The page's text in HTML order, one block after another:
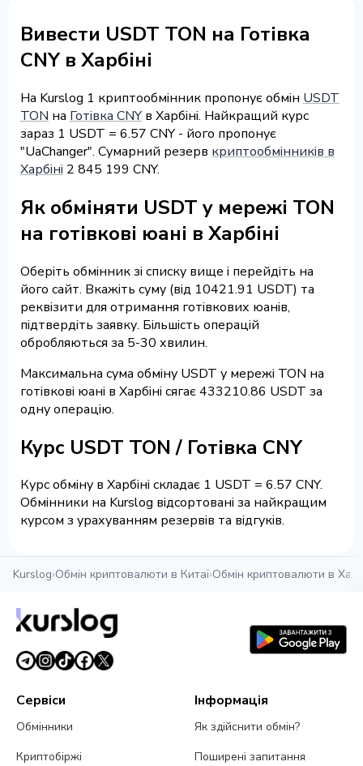
Вивести USDT TON на Готівка
CNY в Харбіні
На Kurslog 1 криптообмінник пропонує обмін USDT
TON на Готівка CNY в Харбіні. Найкращий курс
зараз 1 USDT = 6.57 CNY - його пропонує
"UaChanger". Сумарний резерв криптообмінників в
Харбіні 2 845 199 CNY.
Як обміняти USDT у мережі TON
на готівкові юані в Харбіні
Оберіть обмінник зі списку вище і перейдіть на
його сайт. Вкажіть суму (від 10421.91 USDT) та
реквізити для отримання готівкових юанів,
підтвердіть заявку. Більшість операцій
обробляються за 5-30 хвилин.
Максимальна сума обміну USDT у мережі TON на
готівкові юані в Харбіні сягає 433210.86 USDT за
одну операцію.
Курс USDT TON / Готівка CNY
Курс обміну в Харбіні складає 1 USDT = 6.57 CNY.
Обмінники на Kurslog відсортовані за найкращим
курсом з урахуванням резервів та відгуків.
Kurslog›Обмін криптовалюти в Китаї›Обмін криптовалюти в
Сервіси
Обмінники
Криптобіржі
Інформація
Як здійснити обмін?
Поширені запитання